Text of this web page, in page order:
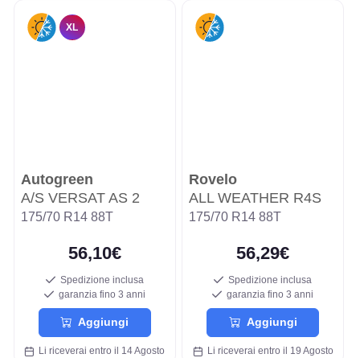
XL
Autogreen
A/S VERSAT AS 2
175/70 R14 88T
56,10€
Spedizione inclusa
garanzia fino 3 anni
Aggiungi
Li riceverai entro il 14 Agosto
Rovelo
ALL WEATHER R4S
175/70 R14 88T
56,29€
Spedizione inclusa
garanzia fino 3 anni
Aggiungi
Li riceverai entro il 19 Agosto